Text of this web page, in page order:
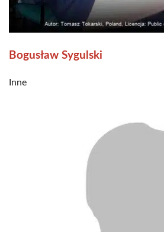
Bogusław Sygulski
Inne